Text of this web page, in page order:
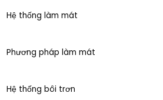
Hệ thống làm mát
Phương pháp làm mát
Hệ thống bôi trơn